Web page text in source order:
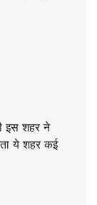
इस शहर ने
ये शहर कई